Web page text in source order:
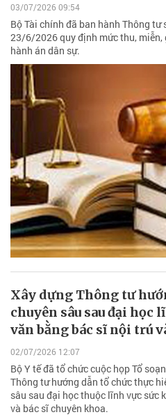
03/07/2026 09:54
Bộ Tài chính đã ban hành Thông tư
23/6/2026 quy định mức thu, miễn,
hành án dân sự.
Xây dựng Thông tư
chuyên sâu sau đại học
văn bằng bác sĩ nội trú
02/07/2026 12:07
Bộ Y tế đã tổ chức cuộc họp Tổ
Thông tư hướng dẫn tổ chức thực
sâu sau đại học thuộc lĩnh vực sức
và bác sĩ chuyên khoa.